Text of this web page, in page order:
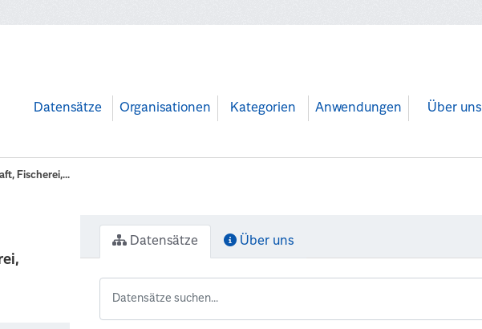
Datensätze Organisationen Kategorien Anwendungen Über uns
Fischerei,...
Datensätze Über uns